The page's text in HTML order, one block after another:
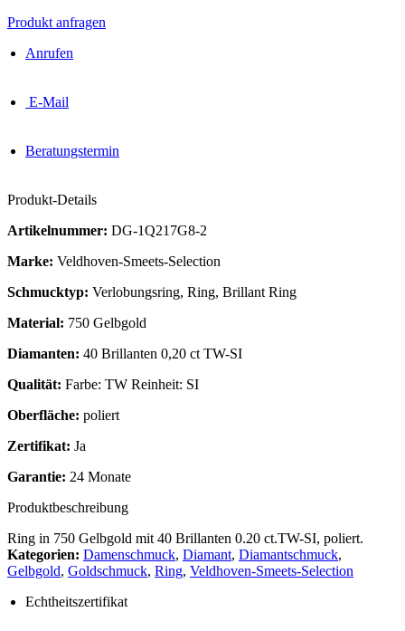
Produkt anfragen
Anrufen
E-Mail
Beratungstermin
Produkt-Details
Artikelnummer: DG-1Q217G8-2
Marke: Veldhoven-Smeets-Selection
Schmucktyp: Verlobungsring, Ring, Brillant Ring
Material: 750 Gelbgold
Diamanten: 40 Brillanten 0,20 ct TW-SI
Qualität: Farbe: TW Reinheit: SI
Oberfläche: poliert
Zertifikat: Ja
Garantie: 24 Monate
Produktbeschreibung
Ring in 750 Gelbgold mit 40 Brillanten 0.20 ct.TW-SI, poliert.
Kategorien: Damenschmuck, Diamant, Diamantschmuck,
Gelbgold, Goldschmuck, Ring, Veldhoven-Smeets-Selection
Echtheitszertifikat